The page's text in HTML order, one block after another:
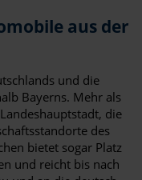
aus der
und die
Bayerns. Mehr als
die
des
bietet sogar Platz
und reicht bis nach